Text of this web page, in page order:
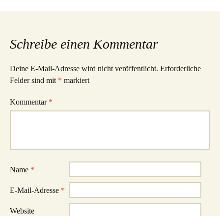
Schreibe einen Kommentar
Deine E-Mail-Adresse wird nicht veröffentlicht. Erforderliche
Felder sind mit * markiert
Kommentar *
Name *
E-Mail-Adresse *
Website